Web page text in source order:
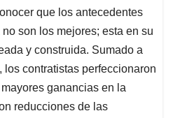
que los antecedentes
son los mejores; esta en su
y construida. Sumado a
los contratistas perfeccionaron
ganancias en la
reducciones de las